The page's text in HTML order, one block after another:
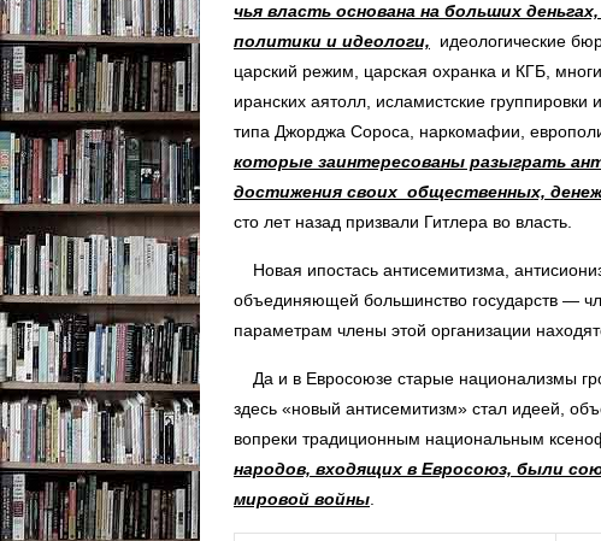
чья власть основана на больших
политики и идеологи, идеологические
царский режим, царская охранка и КГБ,
иранских аятолл, исламистские
типа Джорджа Сороса, наркомафии,
которые заинтересованы разыграть
достижения своих общественных,
сто лет назад призвали Гитлера во власть.
Новая ипостась антисемитизма,
объединяющей большинство государств —
параметрам члены этой организации
Да и в Евросоюзе старые национализмы
здесь «новый антисемитизм» стал идеей,
вопреки традиционным национальным
народов, входящих в Евросоюз, были
мировой войны.